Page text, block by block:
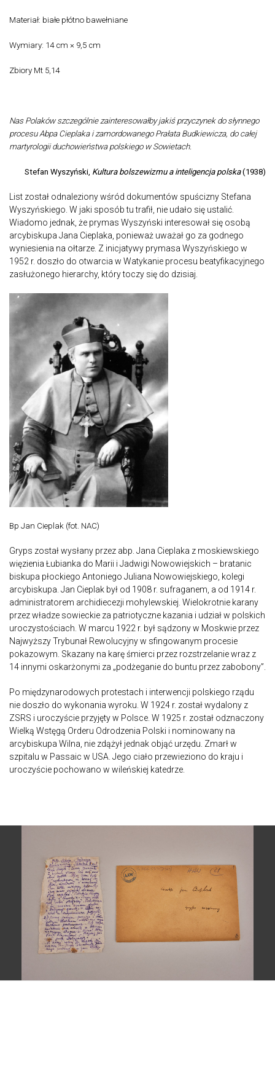
Materiał: białe płótno bawełniane
Wymiary: 14 cm × 9,5 cm
Zbiory Mt 5,14
Nas Polaków szczególnie zainteresowałby jakiś przyczynek do słynnego
procesu Abpa Cieplaka i zamordowanego Prałata Budkiewicza, do całej
martyrologii duchowieństwa polskiego w Sowietach.
Stefan Wyszyński, Kultura bolszewizmu a inteligencja polska(1938)
List został odnaleziony wśród dokumentów spuścizny Stefana
Wyszyńskiego. W jaki sposób tu trafił, nie udało się ustalić.
Wiadomo jednak, że prymas Wyszyński interesował się osobą
arcybiskupa Jana Cieplaka, ponieważ uważał go za godnego
wyniesienia na ołtarze. Z inicjatywy prymasa Wyszyńskiego w
1952 r. doszło do otwarcia w Watykanie procesu beatyfikacyjnego
zasłużonego hierarchy, który toczy się do dzisiaj.
Bp Jan Cieplak (fot. NAC)
Gryps został wysłany przez abp. Jana Cieplaka z moskiewskiego
więzienia Łubianka do Marii i Jadwigi Nowowiejskich – bratanic
biskupa płockiego Antoniego Juliana Nowowiejskiego, kolegi
arcybiskupa. Jan Cieplak był od 1908 r. sufraganem, a od 1914 r.
administratorem archidiecezji mohylewskiej. Wielokrotnie karany
przez władze sowieckie za patriotyczne kazania i udział w polskich
uroczystościach. W marcu 1922 r. był sądzony w Moskwie przez
Najwyższy Trybunał Rewolucyjny w sfingowanym procesie
pokazowym. Skazany na karę śmierci przez rozstrzelanie wraz z
14 innymi oskarżonymi za „podżeganie do buntu przez zabobony”.
Po międzynarodowych protestach i interwencji polskiego rządu
nie doszło do wykonania wyroku. W 1924 r. został wydalony z
ZSRS i uroczyście przyjęty w Polsce. W 1925 r. został odznaczony
Wielką Wstęgą Orderu Odrodzenia Polski i nominowany na
arcybiskupa Wilna, nie zdążył jednak objąć urzędu. Zmarł w
szpitalu w Passaic w USA. Jego ciało przewieziono do kraju i
uroczyście pochowano w wileńskiej katedrze.